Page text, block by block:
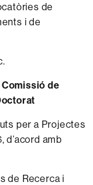
de
i de
Comissió de
per a Projectes
amb
de Recerca i